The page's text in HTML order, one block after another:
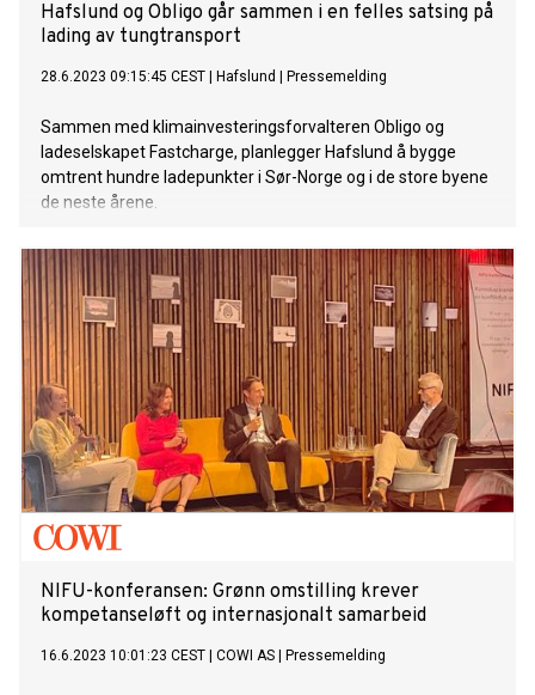
Hafslund og Obligo går sammen i en felles satsing på
lading av tungtransport
28.6.2023 09:15:45 CEST Hafslund Pressemelding
Sammen med klimainvesteringsforvalteren Obligo og
ladeselskapet Fastcharge, planlegger Hafslund å bygge
omtrent hundre ladepunkter i Sør-Norge og i de store byene
de neste årene.
NIFU-konferansen: Grønn omstilling krever
kompetanseløft og internasjonalt samarbeid
16.6.2023 10:01:23 CEST COWI AS Pressemelding